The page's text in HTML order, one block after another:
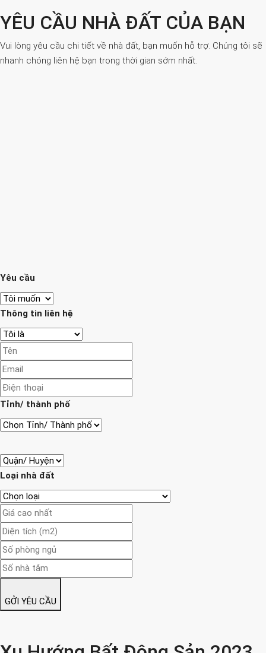
YÊU CẦU NHÀ ĐẤT CỦA BẠN
Vui lòng yêu cầu chi tiết về nhà đất, bạn muốn hỗ trợ. Chúng tôi sẽ
nhanh chóng liên hệ bạn trong thời gian sớm nhất.
Yêu cầu
Thông tin liên hệ
Tỉnh/ thành phố
Loại nhà đất
GỞI YÊU CẦU